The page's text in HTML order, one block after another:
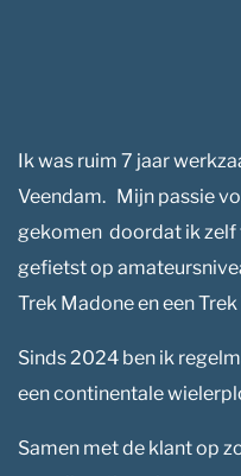
Ik was ruim 7 jaar
Veendam. Mijn passie
gekomen doordat ik
gefietst op
Trek Madone en een Trek
Sinds 2024 ben ik
een continentale
Samen met de klant op